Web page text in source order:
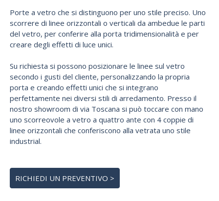
Porte a vetro che si distinguono per uno stile preciso. Uno
scorrere di linee orizzontali o verticali da ambedue le parti
del vetro, per conferire alla porta tridimensionalità e per
creare degli effetti di luce unici.
Su richiesta si possono posizionare le linee sul vetro
secondo i gusti del cliente, personalizzando la propria
porta e creando effetti unici che si integrano
perfettamente nei diversi stili di arredamento. Presso il
nostro showroom di via Toscana si può toccare con mano
uno scorreovole a vetro a quattro ante con 4 coppie di
linee orizzontali che conferiscono alla vetrata uno stile
industrial.
RICHIEDI UN PREVENTIVO >